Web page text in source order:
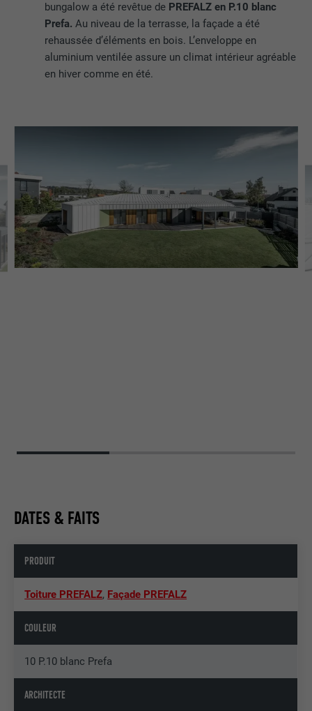
bungalow a été revêtue de PREFALZ en P.10 blanc
Prefa. Au niveau de la terrasse, la façade a été
rehaussée d’éléments en bois. L’enveloppe en
aluminium ventilée assure un climat intérieur agréable
en hiver comme en été.
DATES & FAITS
PRODUIT
Toiture PREFALZ, Façade PREFALZ
COULEUR
10 P.10 blanc Prefa
ARCHITECTE